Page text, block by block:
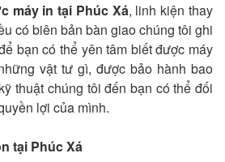
máy in tại Phúc Xá, linh kiện thay
có biên bản bàn giao chúng tôi ghi
bạn có thể yên tâm biết được máy
vật tư gì, được bảo hành bao
thuật chúng tôi đến bạn có thể đối
lợi của mình.
tại Phúc Xá